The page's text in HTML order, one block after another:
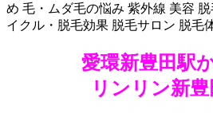
め 毛・ムダ毛の悩み 紫外線 美容
イクル・脱毛効果 脱毛サロン 脱毛
愛環新豊田駅
リンリン新